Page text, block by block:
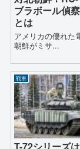
ブラボール偵
とは
アメリカの優れた
朝鮮がミサ...
戦車